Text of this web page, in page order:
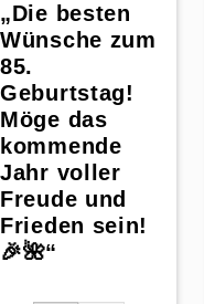
„Die besten
Wünsche zum
85.
Geburtstag!
Möge das
kommende
Jahr voller
Freude und
Frieden sein!
🎉🌺“